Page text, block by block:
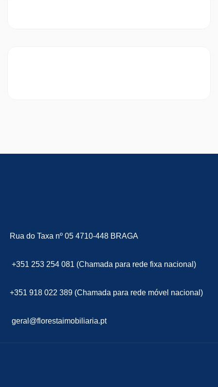
Rua do Taxa nº 05 4710-448 BRAGA
+351 253 254 081 (Chamada para rede fixa nacional)
+351 918 022 389 (Chamada para rede móvel nacional)
geral@florestaimobiliaria.pt